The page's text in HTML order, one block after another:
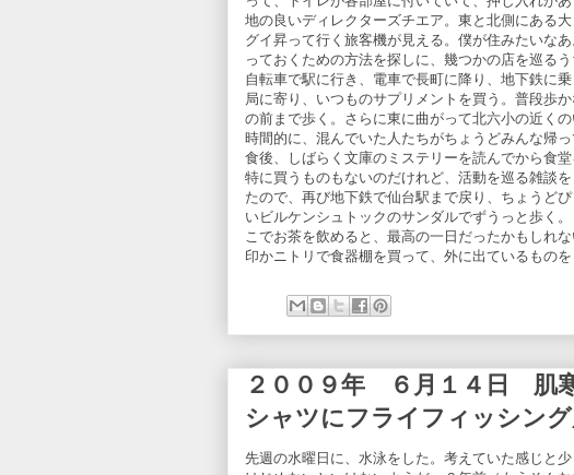
地の良いディレクターズチエア。東と北側にある
グイ昇って行く旅客機が見える。僕が住みたいな
っておくための方法を探しに、幾つかの店を巡るう
自転車で駅に行き、電車で長町に降り、地下鉄に
局に寄り、いつものサプリメントを買う。普段歩
の前まで歩く。さらに東に曲がって北六小の近く
時間的に、混んでいた人たちがちょうどみんな帰
食後、しばらく文庫のミステリーを読んでから食
特に買うものもないのだけれど、活動を巡る雑談
たので、再び地下鉄で仙台駅まで戻り、ちょうど
いビルケンシュトックのサンダルでずうっと歩く
こでお茶を飲めると、最高の一日だったかもしれ
印かニトリで食器棚を買って、外に出ているものを
２００９年 ６月１４日 肌
シャツにフライフィッシング
先週の水曜日に、水泳をした。考えていた感じと